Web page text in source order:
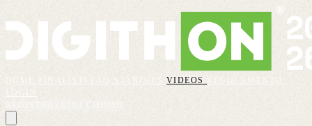
VIDEOS
REGOLAMENTO